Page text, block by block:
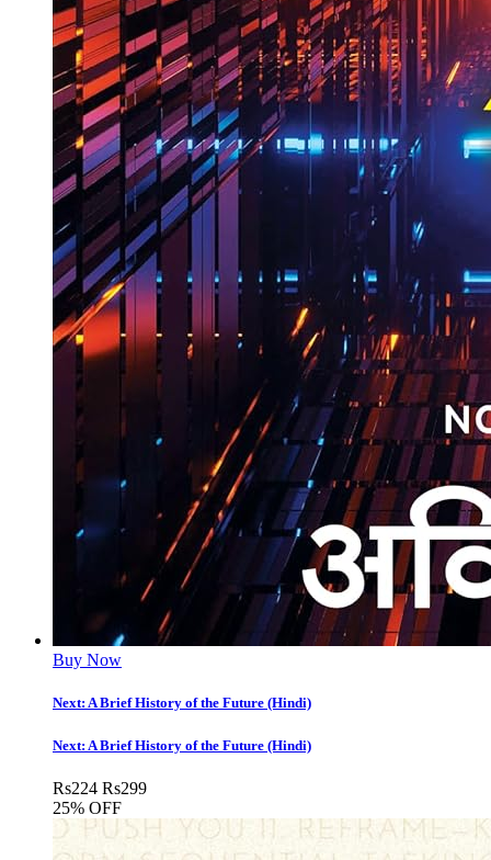
Buy Now
Next: A Brief History of the Future (Hindi)
Next: A Brief History of the Future (Hindi)
Rs224 Rs299
25% OFF